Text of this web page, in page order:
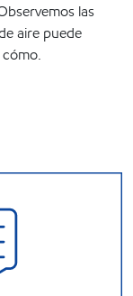
las
aire puede